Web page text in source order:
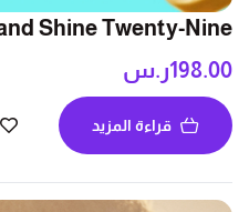
Shine Twenty-Nine
ر.س198.00
قراءة المزيد